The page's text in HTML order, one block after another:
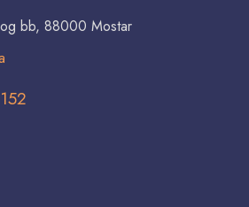
bb, 88000 Mostar